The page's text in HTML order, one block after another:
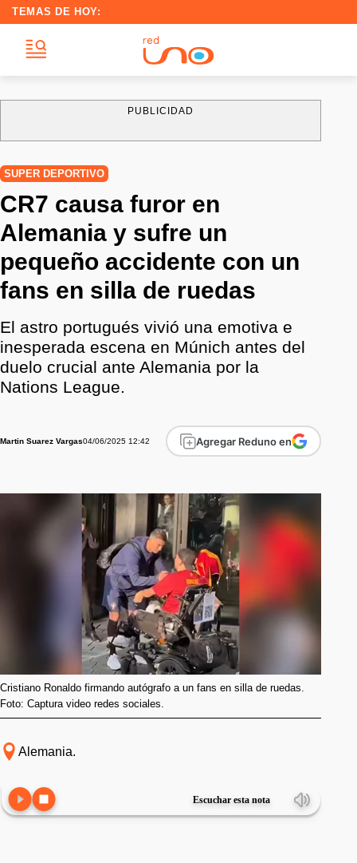
TEMAS DE HOY:
PUBLICIDAD
SUPER DEPORTIVO
CR7 causa furor en
Alemania y sufre un
pequeño accidente con un
fans en silla de ruedas
El astro portugués vivió una emotiva e
inesperada escena en Múnich antes del
duelo crucial ante Alemania por la
Nations League.
Martin Suarez Vargas04/06/2025 12:42 Agregar Reduno en
Cristiano Ronaldo firmando autógrafo a un fans en silla de ruedas.
Foto: Captura video redes sociales.
Alemania.
Escuchar esta nota